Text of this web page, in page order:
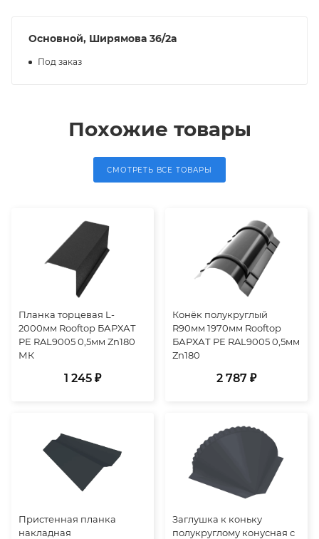
Основной, Ширямова 36/2а
Под заказ
Похожие товары
СМОТРЕТЬ ВСЕ ТОВАРЫ
Планка торцевая L-
2000мм Rooftop БАРХАТ
PE RAL9005 0,5мм Zn180
МК
1 245 ₽
Конёк полукруглый
R90мм 1970мм Rooftop
БАРХАТ PE RAL9005 0,5мм
Zn180
2 787 ₽
Пристенная планка
накладная
Заглушка к коньку
полукруглому конусная с